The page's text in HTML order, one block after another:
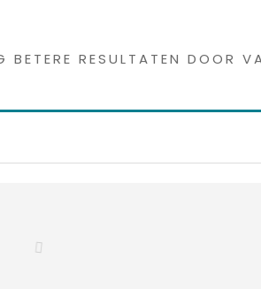
BETERE RESULTATEN DOOR